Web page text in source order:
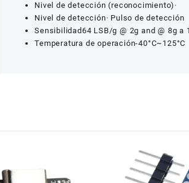
Nivel de detección (reconocimiento)·
Nivel de detección· Pulso de detección
Sensibilidad64 LSB/g @ 2g and @ 8g a
Temperatura de operación-40°C~125°C